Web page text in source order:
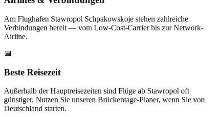
Am Flughafen Stawropol Schpakowskoje stehen zahlreiche
Verbindungen bereit — vom Low-Cost-Carrier bis zur Network-
Airline.
📅
Beste Reisezeit
Außerhalb der Hauptreisezeiten sind Flüge ab Stawropol oft
günstiger. Nutzen Sie unseren Brückentage-Planer, wenn Sie von
Deutschland starten.